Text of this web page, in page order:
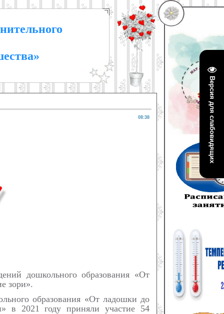
Версия для слабовидящих
08:38
дошкольного образования «От
зори».
образования «От ладошки до
в 2021 году приняли участие 54